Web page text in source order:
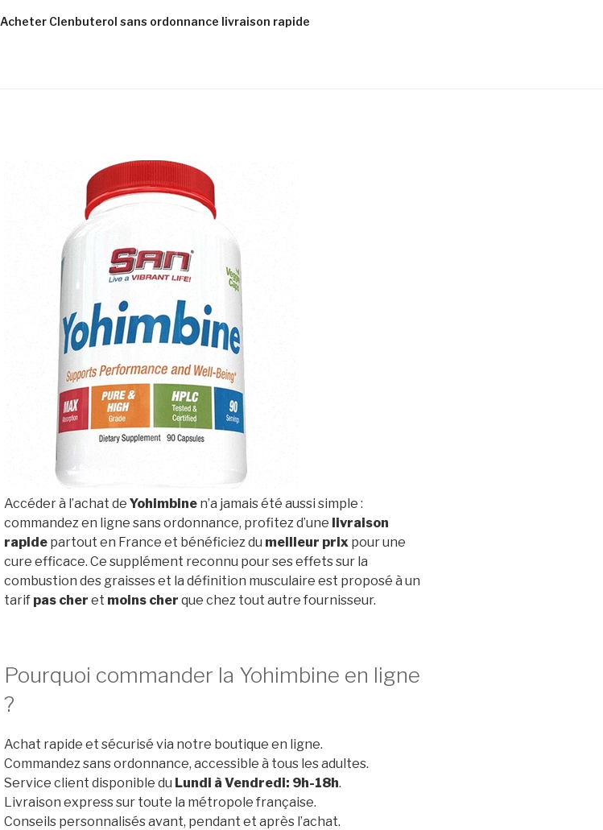
Acheter Clenbuterol sans ordonnance livraison rapide
Accéder à l’achat de Yohimbinen’a jamais été aussi simple :
commandez en ligne sans ordonnance, profitez d’une livraison
rapidepartout en France et bénéficiez du meilleur prixpour une
cure efficace. Ce supplément reconnu pour ses effets sur la
combustion des graisses et la définition musculaire est proposé à un
tarif pas cher et moins cher que chez tout autre fournisseur.
Pourquoi commander la Yohimbine en ligne
?
Achat rapide et sécurisé via notre boutique en ligne.
Commandez sans ordonnance, accessible à tous les adultes.
Service client disponible du Lundi à Vendredi: 9h-18h.
Livraison express sur toute la métropole française.
Conseils personnalisés avant, pendant et après l’achat.